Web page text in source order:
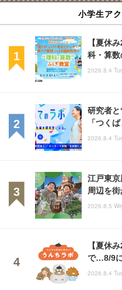
小学生ア
【夏休
科・算
2026.8.4
研究者と
「つく
2026.8.4
江戸東京
周辺を街
2026.8.5
【夏休
で…8/9
2026.8.4